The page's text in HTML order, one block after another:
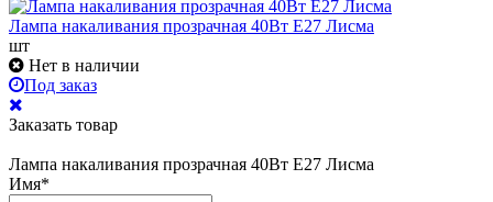
Лампа накаливания прозрачная 40Вт Е27 Лисма
шт
Нет в наличии
Под заказ
Заказать товар
Лампа накаливания прозрачная 40Вт Е27 Лисма
Имя*